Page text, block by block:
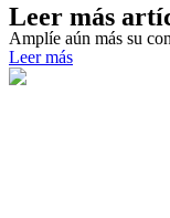
Leer más
Amplíe aún más su
Leer más